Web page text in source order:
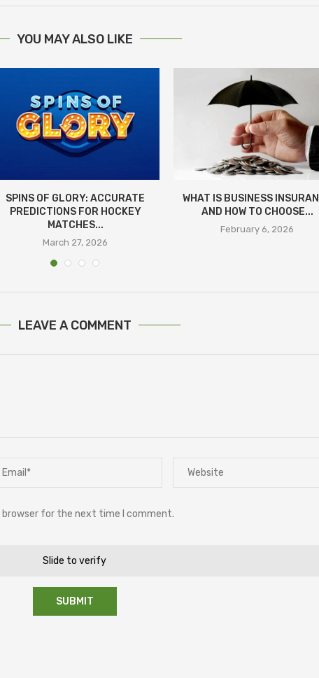
YOU MAY ALSO LIKE
SPINS OF GLORY: ACCURATE
PREDICTIONS FOR HOCKEY
MATCHES...
March 27, 2026
WHAT IS BUSINESS
AND HOW TO CHOOSE...
February 6, 2026
LEAVE A COMMENT
browser for the next time I comment.
Slide to verify